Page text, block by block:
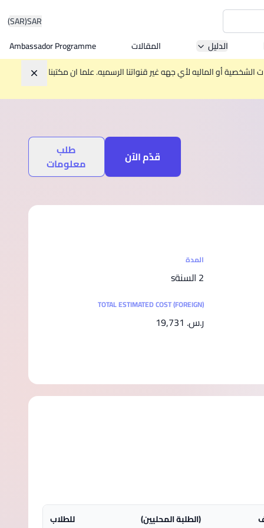
SAR
(SAR)
Asia
الدليل المقالات
Ambassador Programme
أو الماليه لأي جهه غير قنواتنا الرسميه. علما ان مكتبنا
تجاهل
قدّم الآن
طلب
معلومات
المدة
2 السنةs
TOTAL ESTIMATED COST (FOREIGN)
ر.س.‏ 19,731
(الطلبة المحليين) للطلاب